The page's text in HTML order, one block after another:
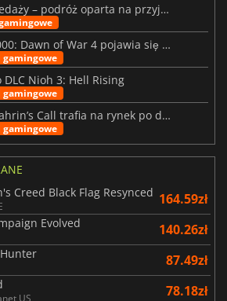
Big Walk już w sprzedaży – podróż oparta na przyjaźni
W Warhammer 40,000: Dawn of War 4 pojawia się frakcja Nekronów
DLC Nioh 3: Hell Rising
Forsaken Realms: Vahrin’s Call trafia na rynek po dziesięciu latach prac
Creed Black Flag Resynced 164.59zł
Evolved 140.26zł
87.49zł
78.18zł